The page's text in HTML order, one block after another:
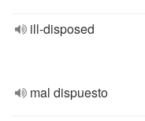
ill-disposed
mal dispuesto